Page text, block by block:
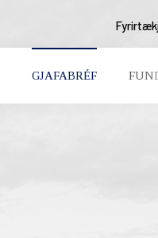
GJAFABRÉF
Karfan þín